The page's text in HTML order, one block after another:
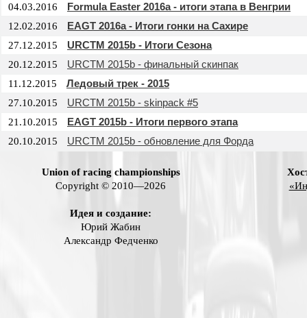
04.03.2016 Formula Easter 2016a - итоги этапа в Венгрии
12.02.2016 EAGT 2016a - Итоги гонки на Сахире
27.12.2015 URCTM 2015b - Итоги Сезона
20.12.2015 URCTM 2015b - финальный скинпак
11.12.2015 Ледовый трек - 2015
27.10.2015 URCTM 2015b - skinpack #5
21.10.2015 EAGT 2015b - Итоги первого этапа
20.10.2015 URCTM 2015b - обновление для Форда
Union of racing championships
Copyright © 2010—2026
Идея и создание:
Юрий Жабин
Александр Федченко